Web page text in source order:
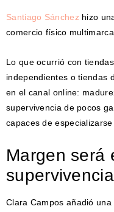
Santiago Sánchez hizo
comercio físico multimarca.
Lo que ocurrió con
independientes o tiendas
en el canal online:
supervivencia de pocos
capaces de
Margen será
supervivencia
Clara Campos añadió